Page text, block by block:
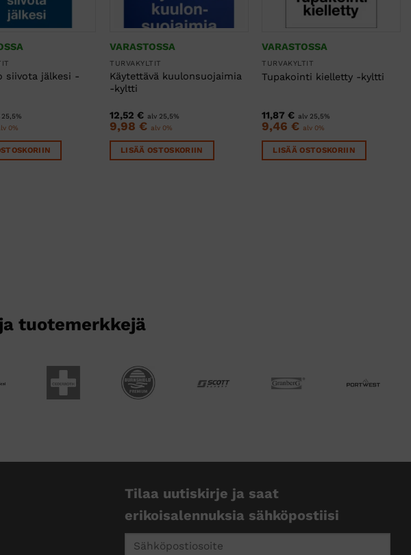
siivota jälkesi -
25,5%
0%
VARASTOSSA
TURVAKYLTIT
Käytettävä kuulonsuojaimia
-kyltti
12,52€ alv 25,5%
9,98€ alv 0%
LISÄÄ OSTOSKORIIN
VARASTOSSA
TURVAKYLTIT
Tupakointi kielletty -kyltti
11,87€ alv 25,5%
9,46€ alv 0%
LISÄÄ OSTOSKORIIN
tuotemerkkejä
Tilaa uutiskirje ja saat
erikoisalennuksia sähköpostiisi